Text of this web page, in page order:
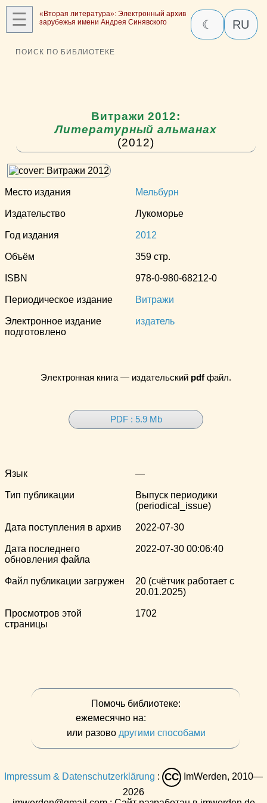
☰
«Вторая литература»: Электронный архив
зарубежья имени Андрея Синявского
☾ RU
ПОИСК ПО БИБЛИОТЕКЕ
Витражи 2012:
Литературный альманах
(2012)
Место издания Мельбурн
Издательство Лукоморье
Год издания 2012
Объём 359 стр.
ISBN 978-0-980-68212-0
Периодическое издание Витражи
Электронное издание
подготовлено
издатель
Электронная книга — издательский pdf файл.
PDF : 5.9 Mb
Язык —
Тип публикации
Выпуск периодики
(periodical_issue)
Дата поступления в архив 2022-07-30
Дата последнего
обновления файла
2022-07-30 00:06:40
Файл публикации загружен
20 (счётчик работает с
20.01.2025)
Просмотров этой
страницы
1702
Помочь библиотеке:
ежемесячно на:
или разово другими способами
Impressum & Datenschutzerklärung : CC
ImWerden, 2010—
2026